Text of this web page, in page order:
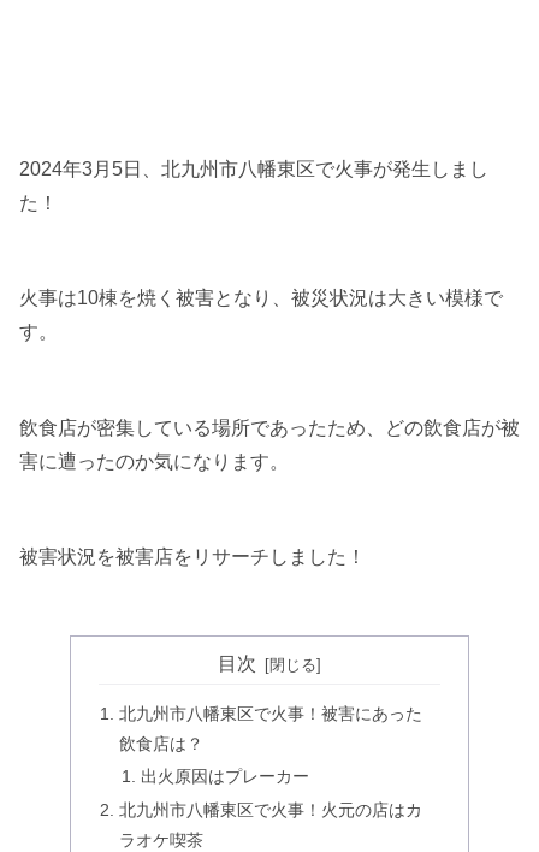
2024年3月5日、北九州市八幡東区で火事が発生しまし
た！
火事は10棟を焼く被害となり、被災状況は大きい模様で
す。
飲食店が密集している場所であったため、どの飲食店が被
害に遭ったのか気になります。
被害状況を被害店をリサーチしました！
目次
北九州市八幡東区で火事！被害にあった
飲食店は？
出火原因はプレーカー
北九州市八幡東区で火事！火元の店はカ
ラオケ喫茶